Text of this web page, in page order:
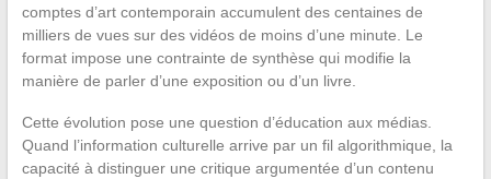
comptes d’art contemporain accumulent des centaines de
milliers de vues sur des vidéos de moins d’une minute. Le
format impose une contrainte de synthèse qui modifie la
manière de parler d’une exposition ou d’un livre.
Cette évolution pose une question d’éducation aux médias.
Quand l’information culturelle arrive par un fil algorithmique, la
capacité à distinguer une critique argumentée d’un contenu